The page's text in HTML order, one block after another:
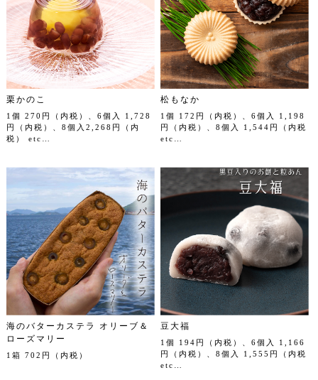
栗かのこ
1個 270円（内税）、6個入 1,728
円（内税）、8個入2,268円（内
税） etc…
松もなか
1個 172円（内税）、6個入 1,198
円（内税）、8個入 1,544円（内税
etc…
海のバターカステラ オリーブ＆
ローズマリー
1箱 702円（内税）
豆大福
1個 194円（内税）、6個入 1,166
円（内税）、8個入 1,555円（内税
etc…